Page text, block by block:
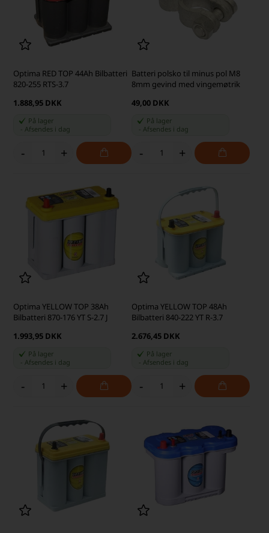
Optima RED TOP 44Ah Bilbatteri
820-255 RTS-3.7
1.888,95 DKK
På lager
Afsendes i dag
- +
Batteri polsko til minus pol M8
8mm gevind med vingemøtrik
49,00 DKK
På lager
Afsendes i dag
- +
Optima YELLOW TOP 38Ah
Bilbatteri 870-176 YT S-2.7 J
1.993,95 DKK
På lager
Afsendes i dag
- +
Optima YELLOW TOP 48Ah
Bilbatteri 840-222 YT R-3.7
2.676,45 DKK
På lager
Afsendes i dag
- +